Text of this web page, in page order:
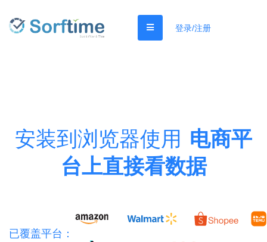
登录/注册
安装到浏览器使用 电商平
台上直接看数据
已覆盖平台：